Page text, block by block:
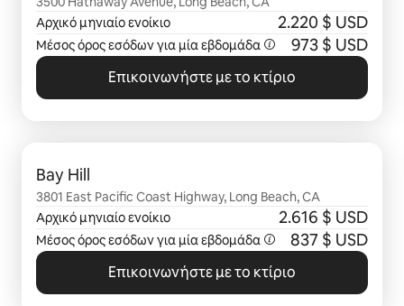
Αρχικό μηνιαίο ενοίκιο
2.220 $ USD
Μέσος όρος εσόδων για μίαεβδομάδα 973 $ USD
Επικοινωνήστε με το κτίριο
Bay Hill
3801 East Pacific Coast Highway, Long Beach, CA
Αρχικό μηνιαίο ενοίκιο
2.616 $ USD
Μέσος όρος εσόδων για μίαεβδομάδα 837 $ USD
Επικοινωνήστε με το κτίριο